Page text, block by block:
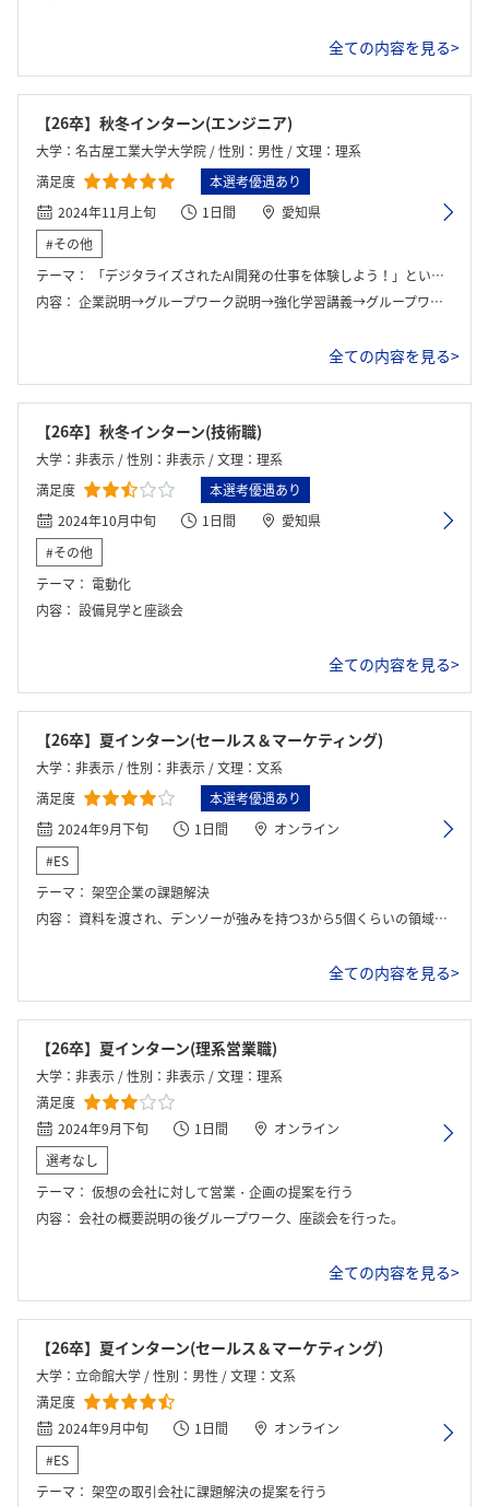
全ての内容を見る>
【26卒】秋冬インターン(エンジニア)
大学：名古屋工業大学大学院 / 性別：男性 / 文理：理系
満足度
本選考優遇あり
2024年11月上旬
1日間
愛知県
#その他
テーマ：
「デジタライズされたAI開発の仕事を体験しよう！」というテーマでシミュレーション環境の車でレースを行う．
内容： 企業説明→グループワーク説明→強化学習講義→グループワーク→結果発表→解説→実環境での走行を見学→オフィス見学
全ての内容を見る>
【26卒】秋冬インターン(技術職)
大学：非表示 / 性別：非表示 / 文理：理系
満足度
本選考優遇あり
2024年10月中旬
1日間
愛知県
#その他
テーマ： 電動化
内容： 設備見学と座談会
全ての内容を見る>
【26卒】夏インターン(セールス＆マーケティング)
大学：非表示 / 性別：非表示 / 文理：文系
満足度
本選考優遇あり
2024年9月下旬
1日間
オンライン
#ES
テーマ： 架空企業の課題解決
内容： 資料を渡され、デンソーが強みを持つ3から5個くらいの領域を提示されます。その後、お客様となるアメリカの架空のカーメーカーに対しての営業戦略のようなものを立案しました。未来の車社会はどのようなものなのかというのを考えさせられるワークです。
全ての内容を見る>
【26卒】夏インターン(理系営業職)
大学：非表示 / 性別：非表示 / 文理：理系
満足度
2024年9月下旬
1日間
オンライン
選考なし
テーマ： 仮想の会社に対して営業・企画の提案を行う
内容： 会社の概要説明の後グループワーク、座談会を行った。
全ての内容を見る>
【26卒】夏インターン(セールス＆マーケティング)
大学：立命館大学 / 性別：男性 / 文理：文系
満足度
2024年9月中旬
1日間
オンライン
#ES
テーマ： 架空の取引会社に課題解決の提案を行う